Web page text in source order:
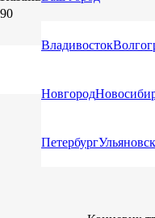
Владивосток
Новгород
ПетербургУльяновск
Концевик